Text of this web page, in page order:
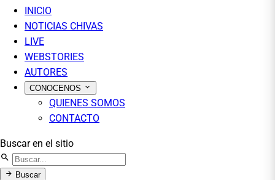
INICIO
NOTICIAS CHIVAS
LIVE
WEBSTORIES
AUTORES
CONOCENOS
QUIENES SOMOS
CONTACTO
Buscar en el sitio
Buscar